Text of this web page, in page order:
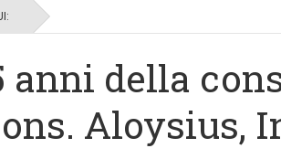
anni della
Aloysius,